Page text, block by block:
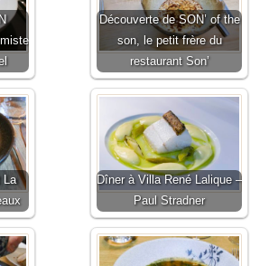
Découverte de SON’ of the
son, le petit frère du
restaurant Son’
La
Dîner à Villa René Lalique –
Paul Stradner